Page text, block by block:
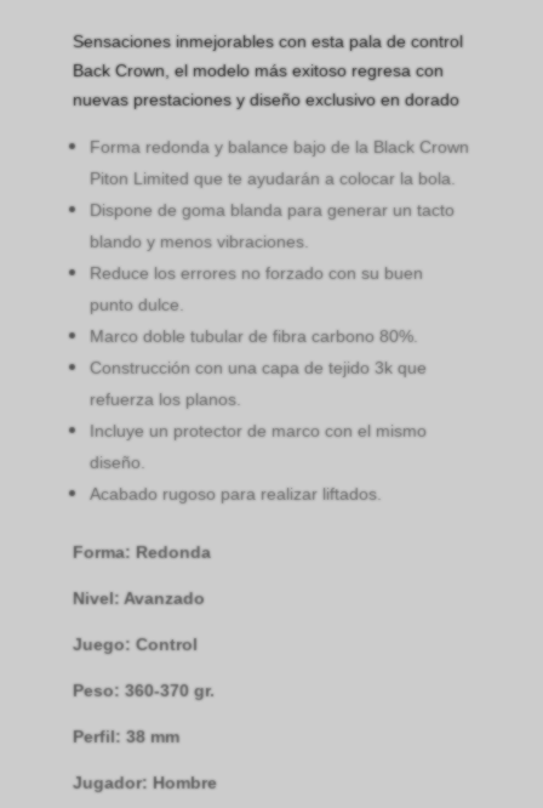
Sensaciones inmejorables con esta pala de control
Back Crown, el modelo más exitoso regresa con
nuevas prestaciones y diseño exclusivo en dorado
Forma redonda y balance bajo de la Black Crown
Piton Limited que te ayudarán a colocar la bola.
Dispone de goma blanda para generar un tacto
blando y menos vibraciones.
Reduce los errores no forzado con su buen
punto dulce.
Marco doble tubular de fibra carbono 80%.
Construcción con una capa de tejido 3k que
refuerza los planos.
Incluye un protector de marco con el mismo
diseño.
Acabado rugoso para realizar liftados.
Forma: Redonda
Nivel: Avanzado
Juego: Control
Peso: 360-370 gr.
Perfil: 38 mm
Jugador: Hombre